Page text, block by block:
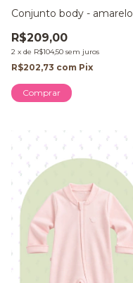
Conjunto body - amarelo
R$209,00
2 x de R$104,50 sem juros
R$202,73 com Pix
Comprar